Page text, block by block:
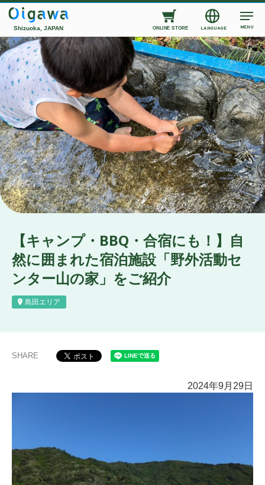
Shizuoka, JAPAN ONLINE STORE LANGUAGE MENU
【キャンプ・BBQ・合宿にも！】自
然に囲まれた宿泊施設「野外活動セ
ンター山の家」をご紹介
島田エリア
SHARE
2024年9月29日